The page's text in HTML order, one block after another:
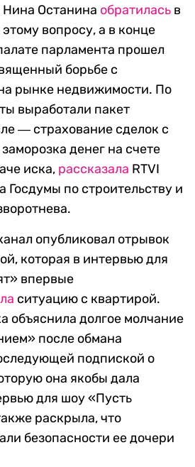
Нина Останина обратилась в
вопросу, а в конце
парламента прошел
борьбе с
рынке недвижимости. По
выработали пакет
― страхование сделок с
денег на счете
иска, рассказала RTVI
Госдумы по строительству и
опубликовал отрывок
которая в интервью для
впервые
ситуацию с квартирой.
объяснила долгое молчание
после обмана
подпиской о
она якобы дала
для шоу «Пусть
раскрыла, что
безопасности ее дочери